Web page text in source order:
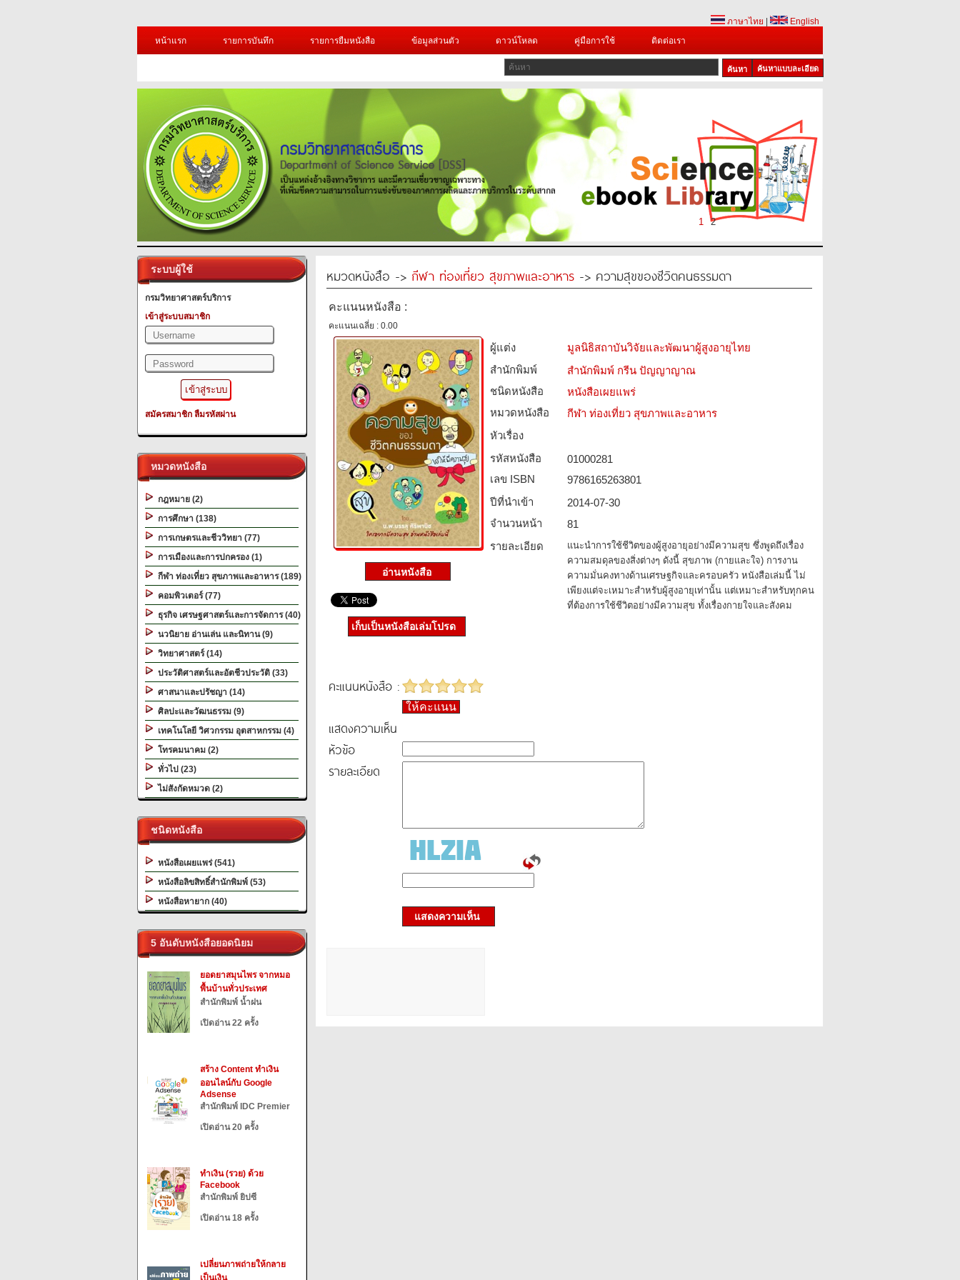
ภาษาไทย
English
หน้าแรก
รายการบันทึก รายการยืมหนังสือ ข้อมูลส่วนตัว ดาวน์โหลด คู่มือการใช้ ติดต่อเรา
ค้นหาแบบละเอียด
1 2
ระบบผู้ใช้
กรมวิทยาศาสตร์บริการ
เข้าสู่ระบบสมาชิก
สมัครสมาชิก ลืมรหัสผ่าน
หมวดหนังสือ
กฎหมาย (2)
การศึกษา (138)
การเกษตรและชีววิทยา (77)
การเมืองและการปกครอง (1)
กีฬา ท่องเที่ยว สุขภาพและอาหาร (189)
คอมพิวเตอร์ (77)
ธุรกิจ เศรษฐศาสตร์และการจัดการ (40)
นวนิยาย อ่านเล่น และนิทาน (9)
วิทยาศาสตร์ (14)
ประวัติศาสตร์และอัตชีวประวัติ (33)
ศาสนาและปรัชญา (14)
ศิลปะและวัฒนธรรม (9)
เทคโนโลยี วิศวกรรม อุตสาหกรรม (4)
โทรคมนาคม (2)
ทั่วไป (23)
ไม่สังกัดหมวด (2)
ชนิดหนังสือ
หนังสือเผยแพร่ (541)
หนังสือลิขสิทธิ์สำนักพิมพ์ (53)
หนังสือหายาก (40)
5 อันดับหนังสือยอดนิยม
ยอดยาสมุนไพร จากหมอ
พื้นบ้านทั่วประเทศ
สำนักพิมพ์ น้ำฝน
เปิดอ่าน 22 ครั้ง
สร้าง Content ทำเงิน
ออนไลน์กับ Google
Adsense
สำนักพิมพ์ IDC Premier
เปิดอ่าน 20 ครั้ง
ทำเงิน (รวย) ด้วย
Facebook
สำนักพิมพ์ ยิปซี
เปิดอ่าน 18 ครั้ง
เปลี่ยนภาพถ่ายให้กลาย
เป็นเงิน
หมวดหนังสือ -> กีฬา ท่องเที่ยว สุขภาพและอาหาร -> ความสุขของชีวิตคนธรรมดา
คะแนนหนังสือ :
คะแนนเฉลี่ย : 0.00
ผู้แต่ง
มูลนิธิสถาบันวิจัยและพัฒนาผู้สูงอายุไทย
สำนักพิมพ์
สำนักพิมพ์ กรีน ปัญญาญาณ
ชนิดหนังสือ­
หนังสือเผยแพร่
หมวดหนังสือ­
กีฬา ท่องเที่ยว สุขภาพและอาหาร
หัวเรื่อง
รหัสหนังสือ­
01000281
เลข ISBN
9786165263801
ปีที่นำเข้า
2014-07-30
จำนวนหน้า
81
รายละเอียด
แนะนำการใช้ชีวิตของผู้สูงอายุอย่างมีความสุข ซึ่งพูดถึงเรื่อง
ความสมดุลของสิ่งต่างๆ ดังนี้ สุขภาพ (กายและใจ) การงาน
ความมั่นคงทางด้านเศรษฐกิจและครอบครัว หนังสือเล่มนี้ ไม่
เพียงแต่จะเหมาะสำหรับผู้สูงอายุเท่านั้น แต่เหมาะสำหรับทุกคน
ที่ต้องการใช้ชีวิตอย่างมีความสุข ทั้งเรื่องกายใจและสังคม
เก็บเป็นหนังสือเล่มโปรด
คะแนนหนังสือ :
ให้คะแนน
แสดงความเห็น
หัวข้อ
รายละเอียด
แสดงความเห็น